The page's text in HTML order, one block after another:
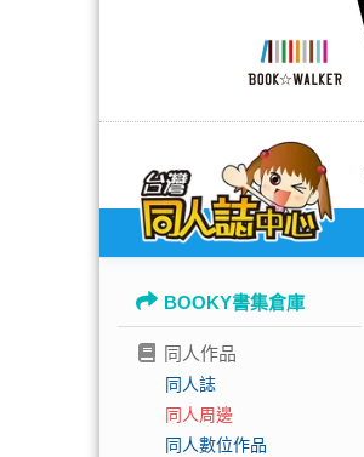
BOOKY書集倉庫
同人作品
同人誌
同人周邊
同人數位作品